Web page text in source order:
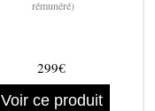
rémunéré)
299€
Voir ce produit